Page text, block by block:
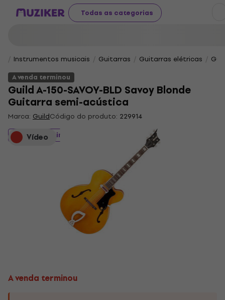
Todas as categorias
Instrumentos musicais Guitarras Guitarras elétricas
A venda terminou
Guild A-150-SAVOY-BLD Savoy Blonde
Guitarra semi-acústica
Marca: GuildCódigo do produto: 229914
Vídeo
A venda terminou
A venda terminou